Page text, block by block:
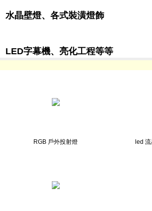
水晶壁燈、各式裝潢燈飾
LED字幕機、亮化工程等等
RGB 戶外投射燈 led